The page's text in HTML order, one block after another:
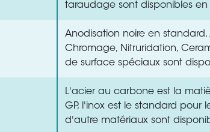
taraudage sont disponibles en
Anodisation noire en standard.
Chromage, Nitruridation,
de surface spéciaux sont
L'acier au carbone est la
GP, l'inox est le standard pour
d'autre matériaux sont